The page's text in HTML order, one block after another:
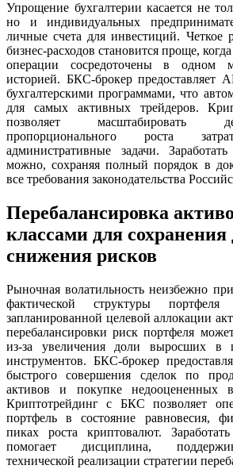
Упрощение бухгалтерии касается не
но и индивидуальных
личные счета для инвестиций. Четкое
бизнес-расходов становится проще,
операции сосредоточены в одном
историей. БКС-брокер предоставляет
бухгалтерскими программами, что
для самых активных трейдеров.
позволяет масштабировать
пропорционального роста
административные задачи.
можно, сохраняя полный порядок в
все требования законодательства
Перебалансировка
классами для сохранения
снижения рисков
Рыночная волатильность неизбежно
фактической структуры портфеля
запланированной целевой аллокации
перебалансировки риск портфеля
из-за увеличения доли выросших в
инструментов. БКС-брокер
быстрого совершения сделок по
активов и покупке недооцененных
Криптотрейдинг с БКС позволяет
портфель в состояние равновесия,
пиках роста криптовалют.
помогает дисциплина,
технической реализации стратегии